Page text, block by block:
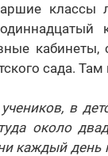
классы
кабинеты,
сада.
в
около
каждый день